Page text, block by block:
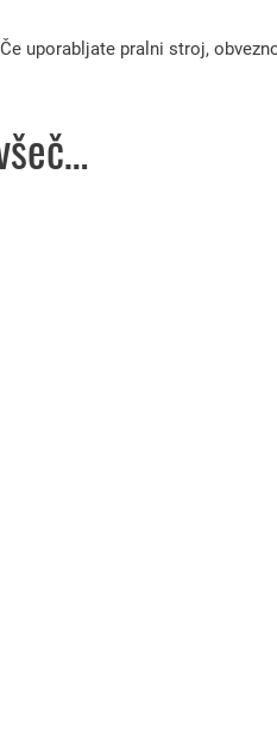
2
uporabljate pralni stroj,